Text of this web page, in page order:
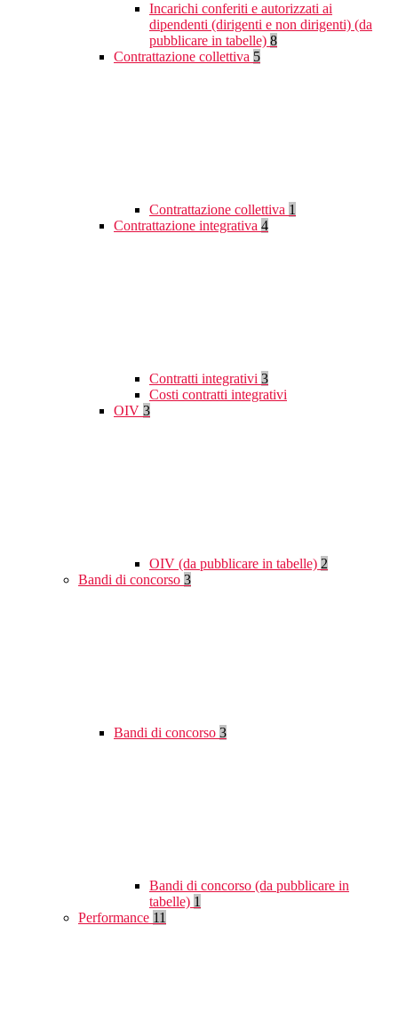
Incarichi conferiti e autorizzati ai
dipendenti (dirigenti e non dirigenti) (da
pubblicare in tabelle) 8
Contrattazione collettiva 5
Contrattazione collettiva 1
Contrattazione integrativa 4
Contratti integrativi 3
Costi contratti integrativi
OIV 3
OIV (da pubblicare in tabelle) 2
Bandi di concorso 3
Bandi di concorso 3
Bandi di concorso (da pubblicare in
tabelle) 1
Performance 11